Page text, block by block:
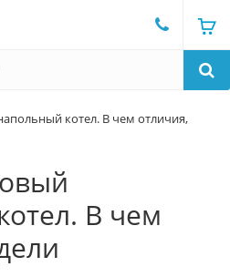
котел. В чем отличия,
В чем